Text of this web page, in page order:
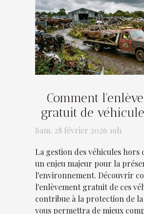
Comment
gratuit de
d'usage
Sam. 28 février 2026 19h
La gestion des véhicules hors
un enjeu majeur pour la
l'environnement. Découvrir
l'enlèvement gratuit de ces
contribue à la protection de
vous permettra de mieux